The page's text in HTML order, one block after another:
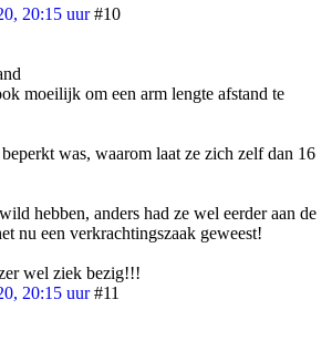
20:15 uur #10
moeilijk om een arm lengte afstand te
was, waarom laat ze zich zelf dan 16
hebben, anders had ze wel eerder aan de
nu een verkrachtingszaak geweest!
wel ziek bezig!!!
20:15 uur #11